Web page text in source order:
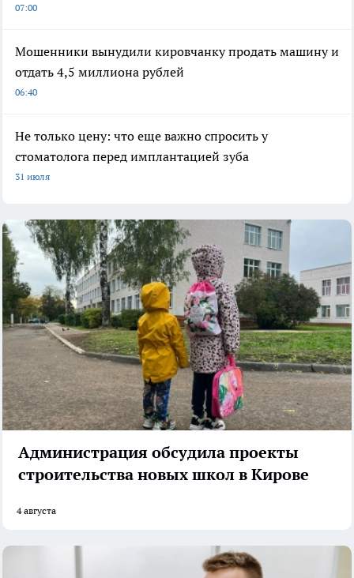
07:00
Мошенники вынудили кировчанку продать машину и
отдать 4,5 миллиона рублей
06:40
Не только цену: что еще важно спросить у
стоматолога перед имплантацией зуба
31 июля
Администрация обсудила проекты
строительства новых школ в Кирове
4 августа